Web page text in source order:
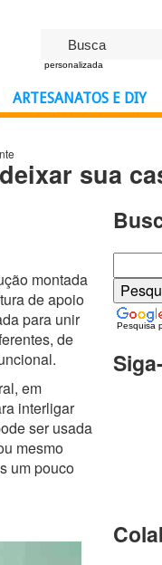
personalizada
ARTESANATOS E DIY
sua
montada
de apoio
para unir
de
em
interligar
ser usada
mesmo
um pouco
Pesquisa